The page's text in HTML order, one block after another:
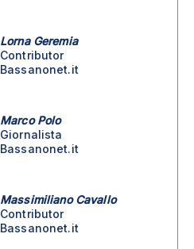
Lorna Geremia
Contributor
Bassanonet.it
Marco Polo
Giornalista
Bassanonet.it
Massimiliano Cavallo
Contributor
Bassanonet.it